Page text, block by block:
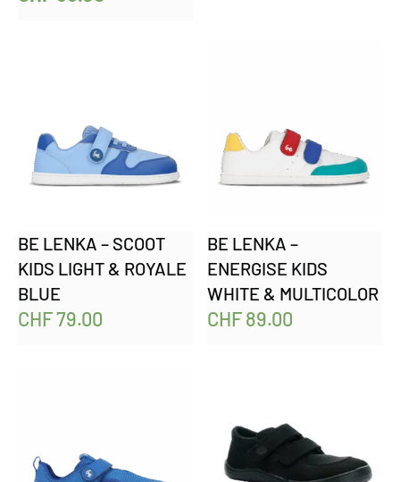
BE LENKA – SCOOT
KIDS LIGHT & ROYALE
BLUE
CHF79.00
BE LENKA –
ENERGISE KIDS
WHITE & MULTICOLOR
CHF89.00